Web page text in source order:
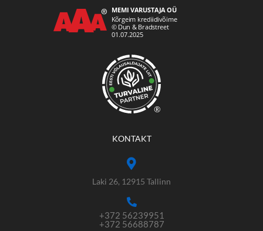
®
KONTAKT
Laki 26, 12915 Tallinn
+372 56239951
+372 56688787